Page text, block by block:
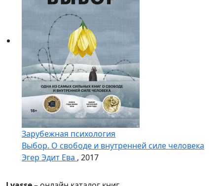
Зарубежная психология
Выбор. О свободе и внутренней силе человека
Эгер Эдит Ева , 2017